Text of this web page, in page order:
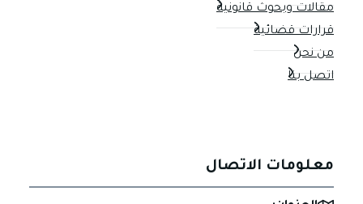
مقالات وبحوث قانونية
قرارات قضائية
من نحن
اتصل بنا
معلومات الاتصال